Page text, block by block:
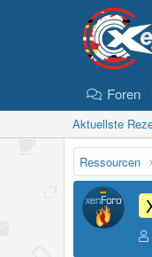
Foren
Aktuellste
Ressourcen